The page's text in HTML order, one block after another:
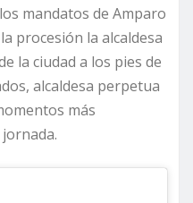
mandatos de Amparo
procesión la alcaldesa
la ciudad a los pies de
alcaldesa perpetua
más